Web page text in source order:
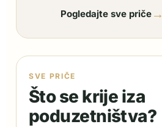
Pogledajte sve priče →
SVE PRIČE
Što se krije iza
poduzetništva?